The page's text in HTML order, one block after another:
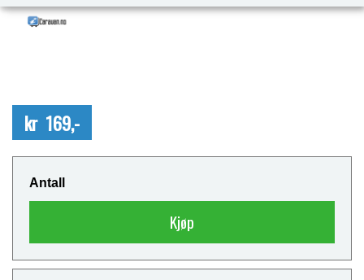
kr 169,-
Antall
Kjøp